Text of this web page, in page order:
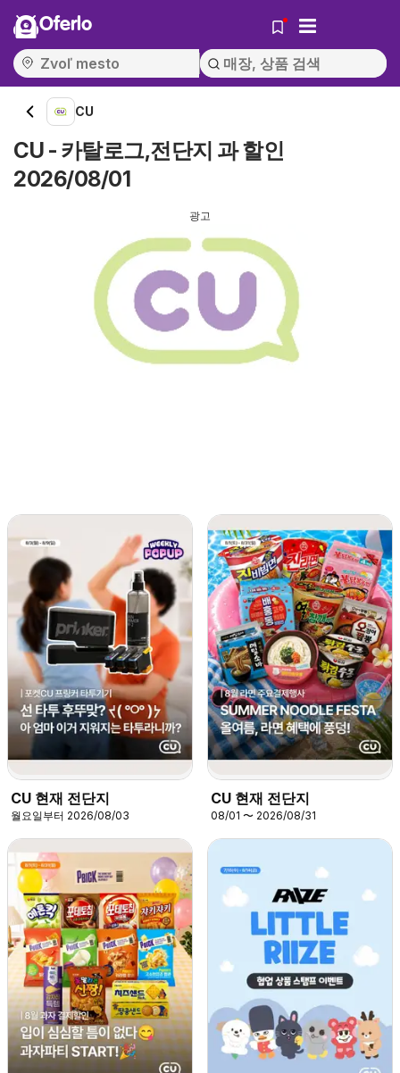
Oferlo
CU
CU - 카탈로그,전단지 과 할인
2026/08/01
광고
CU 현재 전단지
월요일부터 2026/08/03
CU 현재 전단지
08/01 〜 2026/08/31